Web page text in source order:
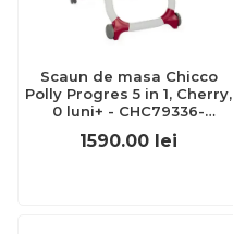
Scaun de masa Chicco
Polly Progres 5 in 1, Cherry,
0 luni+ - CHC79336-
1590.00 lei